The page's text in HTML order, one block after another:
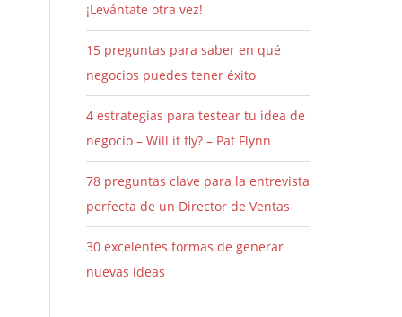
¡Levántate otra vez!
15 preguntas para saber en qué
negocios puedes tener éxito
4 estrategias para testear tu idea de
negocio – Will it fly? – Pat Flynn
78 preguntas clave para la entrevista
perfecta de un Director de Ventas
30 excelentes formas de generar
nuevas ideas